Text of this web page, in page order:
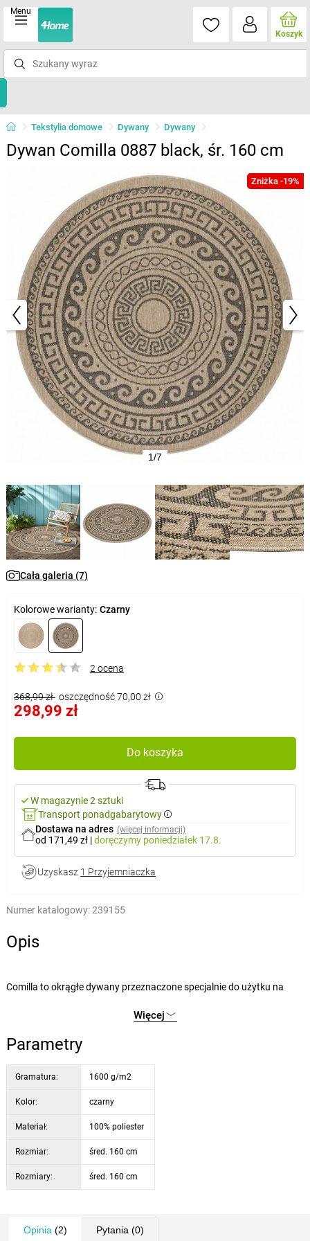
Menu
Koszyk
Tekstylia domowe Dywany Dywany
Dywan Comilla 0887 black, śr. 160 cm
Zniżka -19%
1/7
Cała galeria (7)
Kolorowe warianty: Czarny
2 ocena
368,99 zł oszczędność 70,00 zł
298,99 zł
Do koszyka
W magazynie 2 sztuki
Transport ponadgabarytowy
Dostawa na adres (więcej informacji)
od 171,49 zł |doręczymy poniedziałek 17.8.
Uzyskasz 1 Przyjemniaczka
Numer katalogowy:239155
Opis
Comilla to okrągłe dywany przeznaczone specjalnie do użytku na
zimowych, na werandach lub w strefach wejściowych. W domkach
Runo pętelkowe jest łatwe w utrzymaniu. Naturalne kolory są
Więcej
Parametry
Gramatura: 1600 g/m2
Kolor: czarny
Materiał: 100% poliester
Rozmiar: śred. 160 cm
Rozmiary: śred. 160 cm
Opinia (2) Pytania (0)